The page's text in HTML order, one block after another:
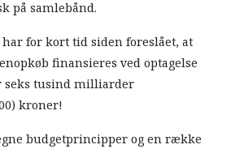
på samlebånd.
for kort tid siden foreslået, at
finansieres ved optagelse
seks tusind milliarder
kroner!
budgetprincipper og en række